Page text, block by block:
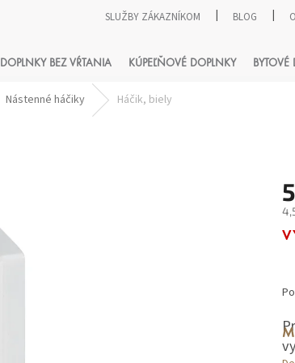
SLUŽBY ZÁKAZNÍKOM BLOG
HĽADAŤ
DOPLNKY BEZ VŔTANIA KÚPEĽŇOVÉ DOPLNKY BYTOVÉ
Nástenné háčiky Háčik, biely